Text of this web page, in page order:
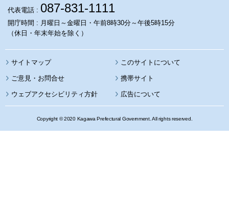
代表電話 : 087-831-1111
開庁時間 : 月曜日～金曜日・午前8時30分～午後5時15分
（休日・年末年始を除く）
サイトマップ このサイトについて
携帯サイト
ウェブアクセシビリティ方針 広告について
Copyright © 2020 Kagawa Prefectural Government. All rights reserved.